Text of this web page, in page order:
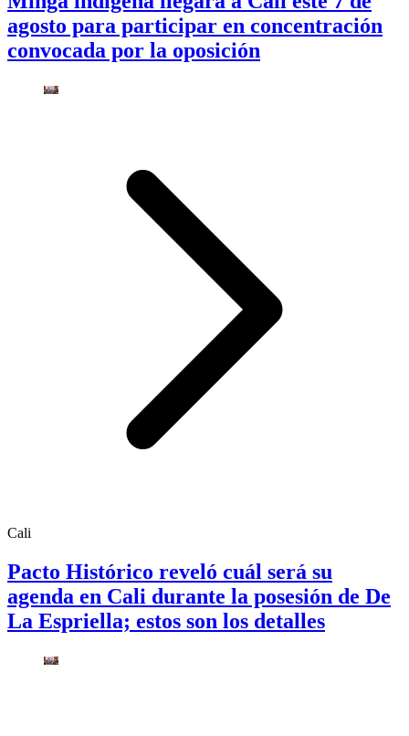
agosto para participar en concentración
convocada por la oposición
Cali
Pacto Histórico reveló cuál será su
agenda en Cali durante la posesión de De
La Espriella; estos son los detalles